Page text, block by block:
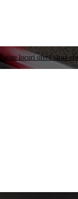
Puține locuri oferă șansa